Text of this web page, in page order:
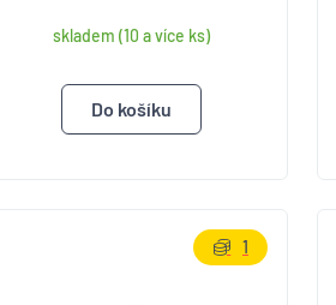
skladem (10 a více ks)
1